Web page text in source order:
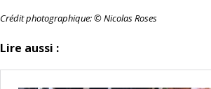
Crédit photographique: © Nicolas Roses
Lire aussi :